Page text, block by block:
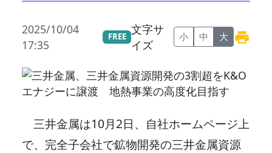
2025/10/04
17:35
FREE
文字サ
イズ
小 中 大
三井金属は10月2日、自社ホームページ上
で、完全子会社で鉱物開発の三井金属資源